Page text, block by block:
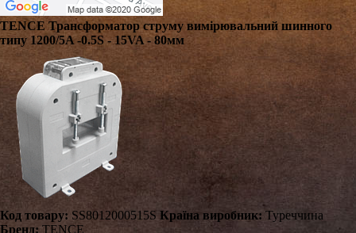
TENCE Трансформатор струму вимірювальний шинного
типу 1200/5A -0.5S - 15VA - 80мм
Код товару: SS8012000515S Країна виробник: Туреччина
Бренд: TENCE